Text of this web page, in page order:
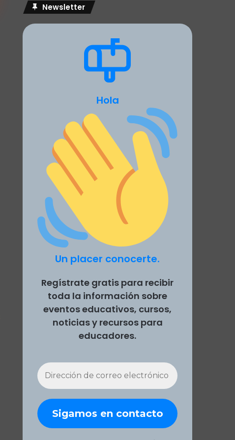
Newsletter
Hola
Un placer conocerte.
Regístrate gratis para recibir
toda la información sobre
eventos educativos, cursos,
noticias y recursos para
educadores.